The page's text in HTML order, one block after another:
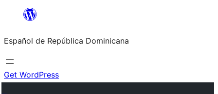
Saltar
contenido
Español de República Dominicana
Get WordPress